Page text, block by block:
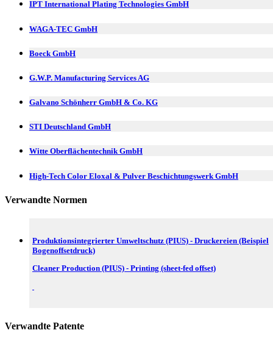
IPT International Plating Technologies GmbH
WAGA-TEC GmbH
Boeck GmbH
G.W.P. Manufacturing Services AG
Galvano Schönherr GmbH & Co. KG
STI Deutschland GmbH
Witte Oberflächentechnik GmbH
High-Tech Color Eloxal & Pulver Beschichtungswerk GmbH
Verwandte Normen
Produktionsintegrierter Umweltschutz (PIUS) - Druckereien (Beispiel
Bogenoffsetdruck)
Cleaner Production (PIUS) - Printing (sheet-fed offset)
Verwandte Patente